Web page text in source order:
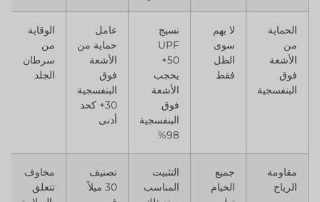
الحماية
من
الأشعة
فوق
البنفسجية
لا يهم
سوى
الظل
فقط
نسيج
UPF
50+
يحجب
الأشعة
فوق
البنفسجية
98%
عامل
حماية من
الأشعة
فوق
البنفسجية
30+ كحد
أدنى
الوقاية
من
سرطان
الجلد
مقاومة
الرياح
جميع
الخيام
التثبيت
المناسب
تصنيف
30 ميلاً
مخاوف
تتعلق